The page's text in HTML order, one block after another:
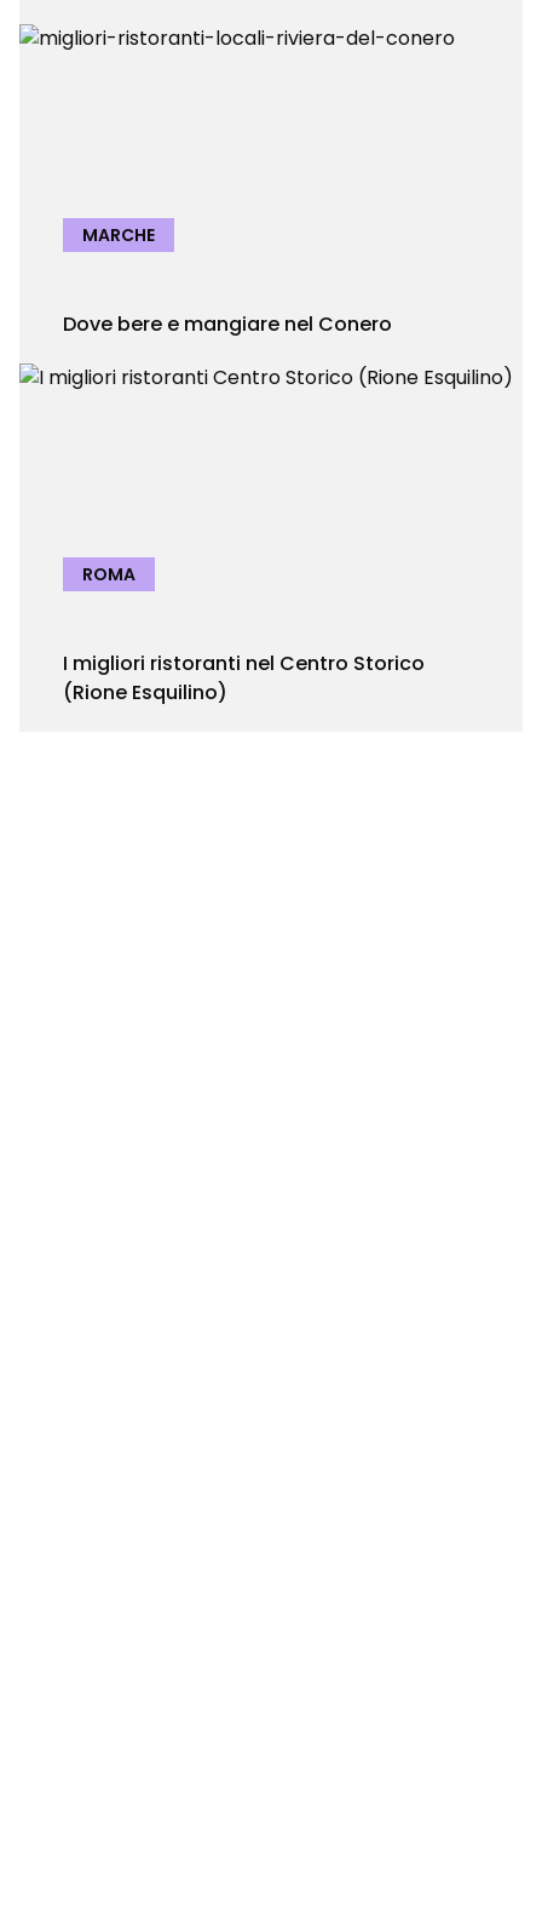
MARCHE
Dove bere e mangiare nel Conero
ROMA
I migliori ristoranti nel Centro Storico
(Rione Esquilino)